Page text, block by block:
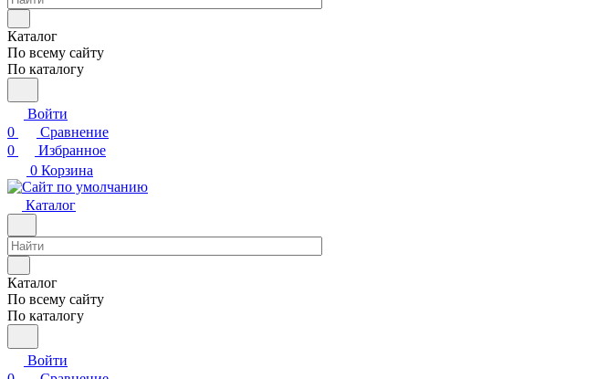
Каталог
По всему сайту
По каталогу
Войти
0
Сравнение
0
Избранное
0 Корзина
Каталог
Каталог
По всему сайту
По каталогу
Войти